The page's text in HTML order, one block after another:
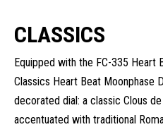
CLASSICS
Equipped with the FC-335 Heart
Classics Heart Beat Moonphase
decorated dial: a classic Clous
accentuated with traditional